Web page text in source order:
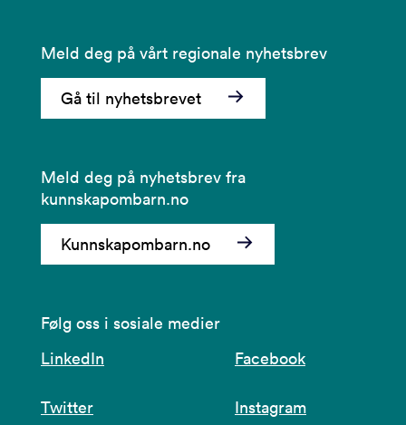
Meld deg på vårt regionale nyhetsbrev
Gå til nyhetsbrevet
Meld deg på nyhetsbrev fra
kunnskapombarn.no
Kunnskapombarn.no
Følg oss i sosiale medier
LinkedIn
Facebook
Twitter Instagram